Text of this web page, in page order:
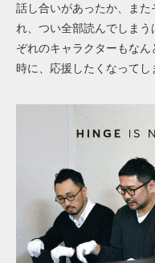
話し合いがあったか、ま
れ、つい全部読んでしま
ぞれのキャラクターもな
時に、応援したくなってし